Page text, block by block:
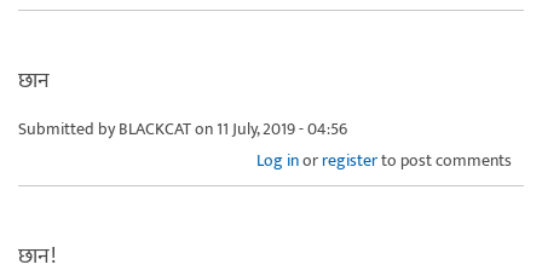
छान
Submitted byBLACKCATon 11 July, 2019 - 04:56
Log inorregisterto post comments
छान!